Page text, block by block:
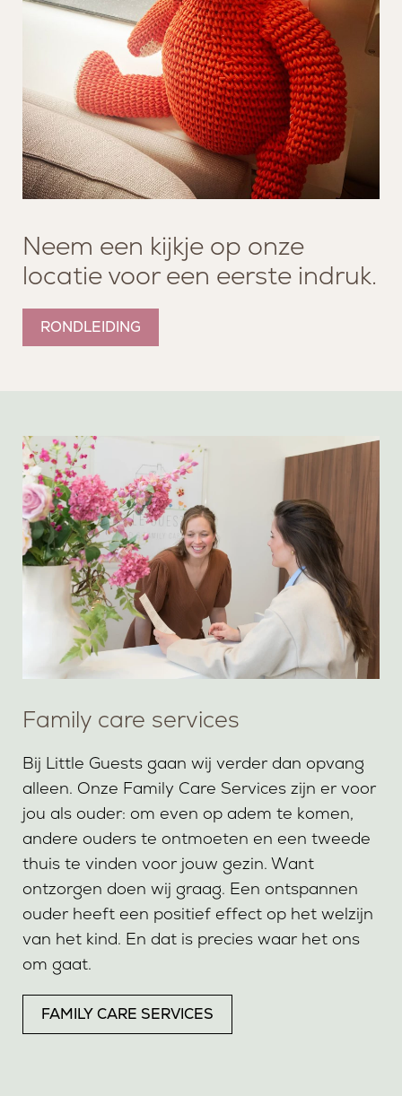
Neem een kijkje op onze
locatie voor een eerste indruk.
RONDLEIDING
Family care services
Bij Little Guests gaan wij verder dan opvang
alleen. Onze Family Care Services zijn er voor
jou als ouder: om even op adem te komen,
andere ouders te ontmoeten en een tweede
thuis te vinden voor jouw gezin. Want
ontzorgen doen wij graag. Een ontspannen
ouder heeft een positief effect op het welzijn
van het kind. En dat is precies waar het ons
om gaat.
FAMILY CARE SERVICES